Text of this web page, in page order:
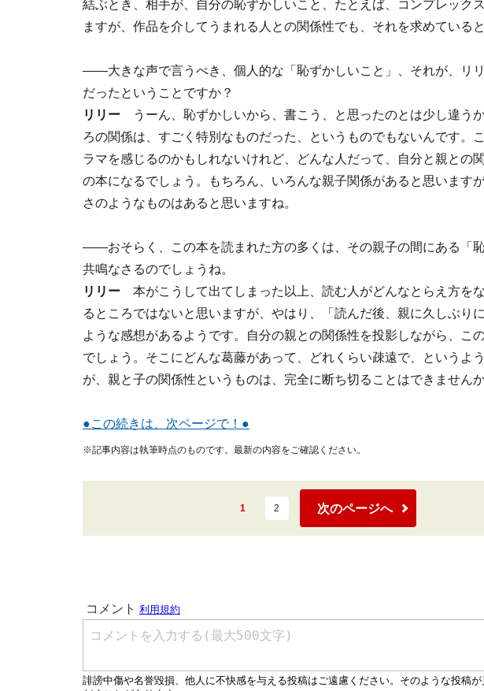
結ぶとき、相手が、自分の恥ずかしいこと、たとえば、コンプレック
ますが、作品を介してうまれる人との関係性でも、それを求めている
――大きな声で言うべき、個人的な「恥ずかしいこと」、それが、リ
だったということですか？
リリー うーん、恥ずかしいから、書こう、と思ったのとは少し違う
ろの関係は、すごく特別なものだった、というものでもないんです。
ラマを感じるのかもしれないけれど、どんな人だって、自分と親との
の本になるでしょう。もちろん、いろんな親子関係があると思います
さのようなものはあると思いますね。
――おそらく、この本を読まれた方の多くは、その親子の間にある「
共鳴なさるのでしょうね。
リリー 本がこうして出てしまった以上、読む人がどんなとらえ方を
るところではないと思いますが、やはり、「読んだ後、親に久しぶり
ような感想があるようです。自分の親との関係性を投影しながら、こ
でしょう。そこにどんな葛藤があって、どれくらい疎遠で、というよ
が、親と子の関係性というものは、完全に断ち切ることはできませんか
●この続きは、次ページで！●
※記事内容は執筆時点のものです。最新の内容をご確認ください。
1 2 次のページへ